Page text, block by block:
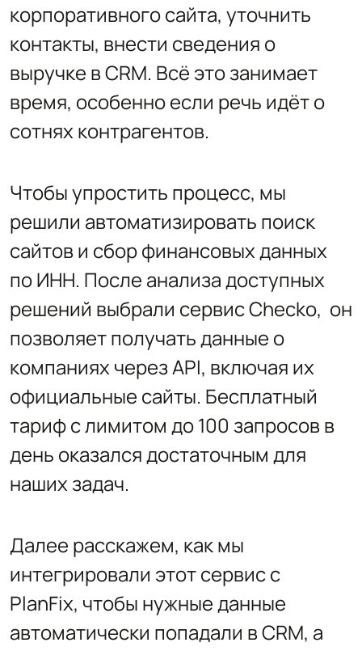
корпоративного сайта, уточнить
контакты, внести сведения о
выручке в CRM. Всё это занимает
время, особенно если речь идёт о
сотнях контрагентов.
Чтобы упростить процесс, мы
решили автоматизировать поиск
сайтов и сбор финансовых данных
по ИНН. После анализа доступных
решений выбрали сервис Checko, он
позволяет получать данные о
компаниях через API, включая их
официальные сайты. Бесплатный
тариф с лимитом до 100 запросов в
день оказался достаточным для
наших задач.
Далее расскажем, как мы
интегрировали этот сервис с
PlanFix, чтобы нужные данные
автоматически попадали в CRM, а